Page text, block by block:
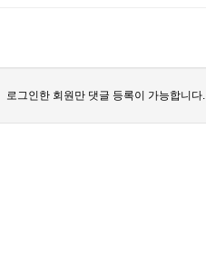
로그인한 회원만 댓글 등록이 가능합니다.